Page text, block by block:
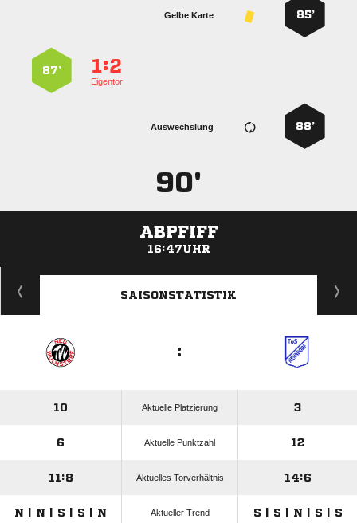
85’
Gelbe Karte
:
Eigentor
87’
88’
Auswechslung
90'
ABPFIFF
16:47UHR
ANZEIGE
SAISONSTATISTIK
:
10 Aktuelle Platzierung 3
6 Aktuelle Punktzahl 12
11:8 Aktuelles Torverhältnis 14:6
N | N | S | S | N Aktueller Trend S | S | N | S | S